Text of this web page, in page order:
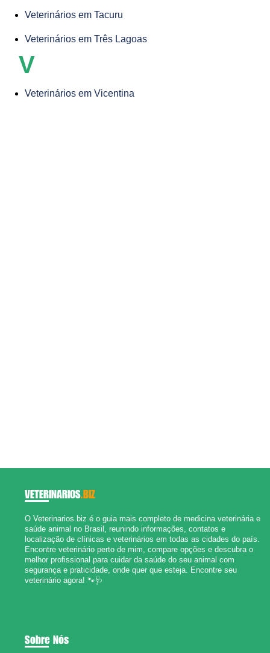
Veterinários em Tacuru
Veterinários em Três Lagoas
V
Veterinários em Vicentina
VETERINARIOS.BIZ
O Veterinarios.biz é o guia mais completo de medicina veterinária e
saúde animal no Brasil, reunindo informações, contatos e
localização de clínicas e veterinários em todas as cidades do país.
Encontre veterinário perto de mim, compare opções e descubra o
melhor profissional para cuidar da saúde do seu animal com
segurança e praticidade, onde quer que esteja. Encontre seu
veterinário agora! 🐾🩺
Sobre Nós